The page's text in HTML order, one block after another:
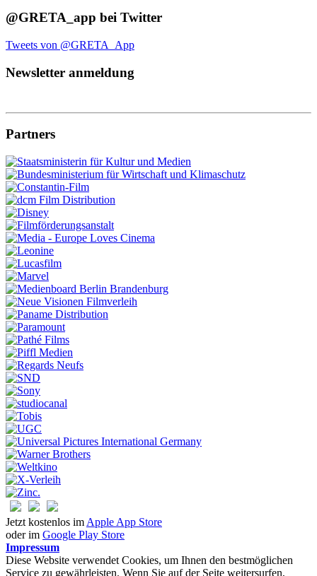
@GRETA_app bei Twitter
Tweets von @GRETA_App
Newsletter anmeldung
Partners
Jetzt kostenlos im Apple App Store
oder im Google Play Store
Impressum
Diese Website verwendet Cookies, um Ihnen den bestmöglichen
Service zu gewährleisten. Wenn Sie auf der Seite weitersurfen,